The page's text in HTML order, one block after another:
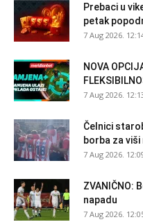
Prebaci u
petak
7 Aug 2026.
NOVA
7 Aug 2026.
Čelnici
borba za
7 Aug 2026.
ZVANIČNO:
napadu
7 Aug 2026.